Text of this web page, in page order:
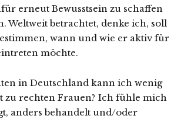
erneut Bewusstsein zu schaffen
Weltweit betrachtet, denke ich, soll
wann und wie er aktiv für
möchte.
in Deutschland kann ich wenig
zu rechten Frauen? Ich fühle mich
anders behandelt und/oder